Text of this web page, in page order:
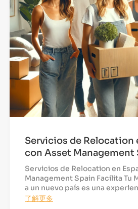
Servicios de Relocation
con Asset Management
Servicios de Relocation en
Management Spain Facilita Tu
a un nuevo país es una
了解更多